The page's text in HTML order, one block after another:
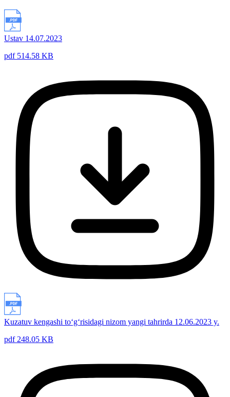
Ustav 14.07.2023
pdf 514.58 KB
Kuzatuv kengashi to‘g‘risidagi nizom yangi tahrirda 12.06.2023 y.
pdf 248.05 KB